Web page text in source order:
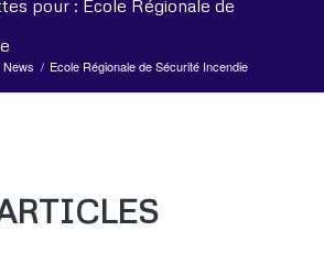
pour : Ecole Régionale de
News / Ecole Régionale de Sécurité Incendie